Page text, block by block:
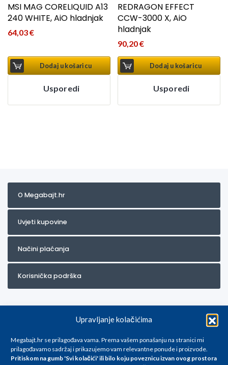
Upravljanje kolačićima
Megabajt.hr se prilagođava vama. Prema vašem ponašanju na stranici mi
prilagođavamo sadržaj i prikazujemo vam relevantne ponude i proizvode.
Pritiskom na gumb 'Svi kolačići' ili bilo koju poveznicu izvan ovog prostora
MSI MAG CORELIQUID A13
240 WHITE, AiO hladnjak
64,03€
Dodaj u košaricu
Usporedi
REDRAGON EFFECT
CCW-3000 X, AiO
hladnjak
90,20€
Dodaj u košaricu
Usporedi
O Megabajt.hr
Uvjeti kupovine
Načini plaćanja
Korisnička podrška
Za artikle kojih trenutno nema u ponudi obratite nam se na